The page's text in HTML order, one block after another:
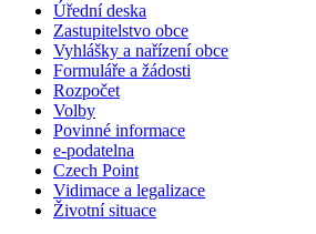
Úřední deska
Zastupitelstvo obce
Vyhlášky a nařízení obce
Formuláře a žádosti
Rozpočet
Volby
Povinné informace
e-podatelna
Czech Point
Vidimace a legalizace
Životní situace